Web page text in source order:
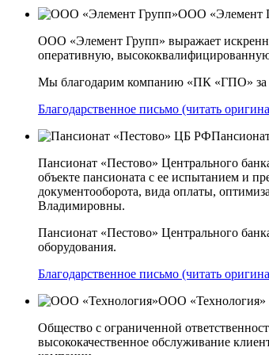
ООО «Элемент
ООО «Элемент Групп» выражает
оперативную, высококвалифицированную
Мы благодарим компанию «ПК «ГПО» за
Благодарственное письмо (читать
Пансионат «Пестово» Центрального
объекте пансионата с ее испытанием и
документооборота, вида оплаты,
Владимировны.
Пансионат «Пестово» Центрального
оборудования.
Благодарственное письмо (читать
ООО «Технология»
Общество с ограниченной
высококачественное обслуживание